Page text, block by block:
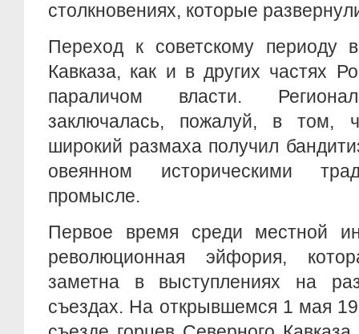
столкновениях, которые
Переход к советскому периоду
Кавказа, как и в других частях
параличом власти.
заключалась, пожалуй, в том,
широкий размаха получил
овеянном историческими
промысле.
Первое время среди местной
революционная эйфория,
заметна в выступлениях на
съездах. На открывшемся 1 мая